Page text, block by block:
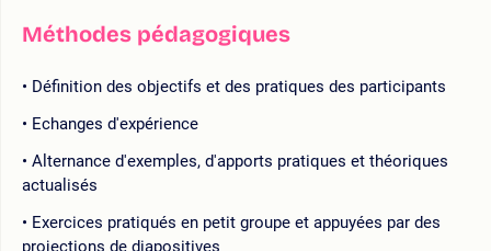
Méthodes pédagogiques
Définition des objectifs et des pratiques des participants
Echanges d'expérience
Alternance d'exemples, d'apports pratiques et théoriques
actualisés
Exercices pratiqués en petit groupe et appuyées par des
projections de diapositives